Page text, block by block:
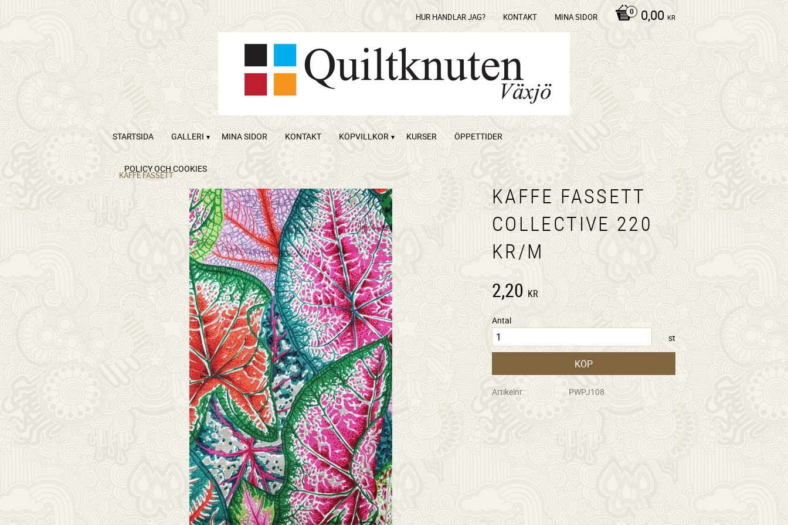
0,00 KR
HUR HANDLAR JAG? KONTAKT MINA SIDOR
STARTSIDA GALLERI MINA SIDOR KONTAKT KÖPVILLKOR KURSER ÖPPETTIDER
POLICY OCH COOKIES
KAFFE FASSETT
KAFFE FASSETT
COLLECTIVE 220
KR/M
2,20 KR
Antal
st
KÖP
Artikelnr PWPJ108